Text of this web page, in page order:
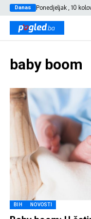
Danas Ponedjeljak , 10
baby boom
BIH NOVOSTI